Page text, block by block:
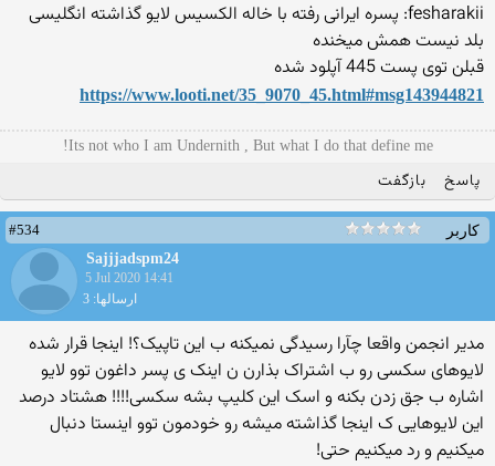
fesharakii: پسره ایرانی رفته با خاله الکسیس لایو گذاشته انگلیسی
بلد نیست همش میخنده
قبلن توی پست 445 آپلود شده
https://www.looti.net/35_9070_45.html#msg143944821
Its not who I am Undernith , But what I do that define me!
پاسخ بازگفت
کاربر
#534
Sajjjadspm24
5 Jul 2020 14:41
ارسالها: 3
مدیر انجمن واقعا چآرا رسیدگی نمیکنه ب این تاپیک؟! اینجا قرار شده
لایوهای سکسی رو ب اشتراک بذارن ن اینک ی پسر داغون توو لایو
اشاره ب جق زدن بکنه و اسک این کلیپ بشه سکسی!!!! هشتاد درصد
این لایوهایی ک اینجا گذاشته میشه رو خودمون توو اینستا دنبال
میکنیم و رد میکنیم حتی!